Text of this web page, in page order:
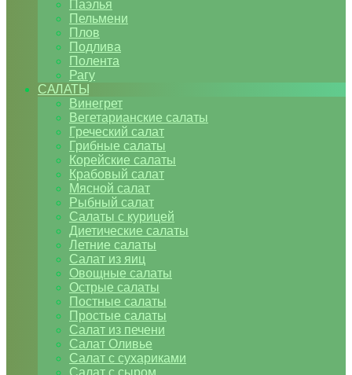
Паэлья
Пельмени
Плов
Подлива
Полента
Рагу
САЛАТЫ
Винегрет
Вегетарианские салаты
Греческий салат
Грибные салаты
Корейские салаты
Крабовый салат
Мясной салат
Рыбный салат
Салаты с курицей
Диетические салаты
Летние салаты
Салат из яиц
Овощные салаты
Острые салаты
Постные салаты
Простые салаты
Салат из печени
Салат Оливье
Салат с сухариками
Салат с сыром